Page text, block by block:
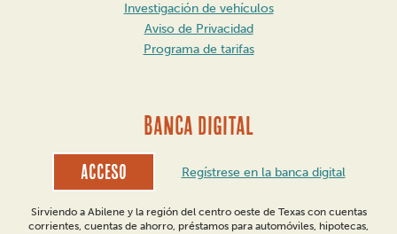
Investigación de vehículos
Aviso de Privacidad
Programa de tarifas
BANCA DIGITAL
Acceso Regístrese en la banca digital
Sirviendo a Abilene y la región del centro oeste de Texas con cuentas
corrientes, cuentas de ahorro, préstamos para automóviles, hipotecas,